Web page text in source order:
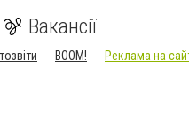
Вакансії
BOOM! Реклама на